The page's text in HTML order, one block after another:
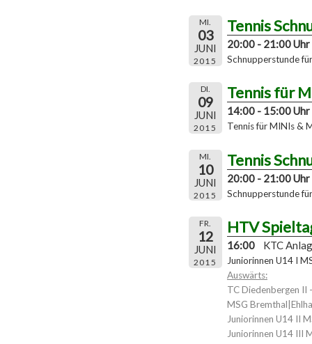
MI.
03
JUNI
2015
Tennis
20:00 - 21:00 Uhr
Schnupperstunde
DI.
09
JUNI
2015
Tennis für
14:00 - 15:00 Uhr
Tennis für MINIs &
MI.
10
JUNI
2015
Tennis
20:00 - 21:00 Uhr
Schnupperstunde
FR.
12
JUNI
2015
HTV
16:00 KTC
Juniorinnen U14 I
Auswärts:
TC Diedenbergen II
MSG
Juniorinnen U14 II
Juniorinnen U14 III